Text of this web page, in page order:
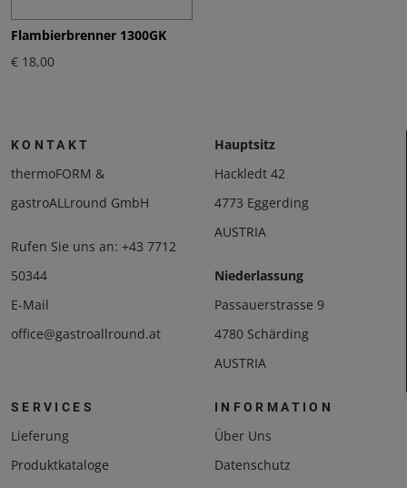
Flambierbrenner 1300GK
€ 18,00
KONTAKT
thermoFORM &
gastroALLround GmbH
Rufen Sie uns an: +43 7712
50344
E-Mail
office@gastroallround.at
Hauptsitz
Hackledt 42
4773 Eggerding
AUSTRIA
Niederlassung
Passauerstrasse 9
4780 Schärding
AUSTRIA
SERVICES
Lieferung
Produktkataloge
INFORMATION
Über Uns
Datenschutz